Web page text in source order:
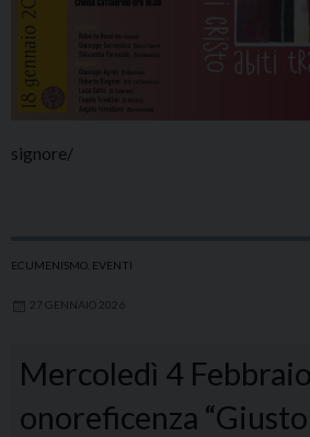
signore/
ECUMENISMO EVENTI
27 GENNAIO 2026
Mercoledì 4
onoreficenza